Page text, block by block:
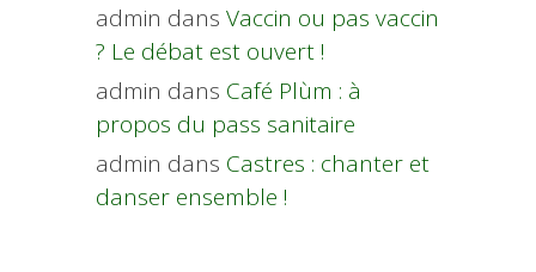
admin dans Vaccin ou pas vaccin
? Le débat est ouvert !
admin dans Café Plùm : à
propos du pass sanitaire
admin dans Castres : chanter et
danser ensemble !